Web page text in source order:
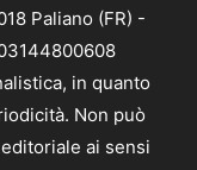
Paliano (FR) -
in quanto
Non può
ai sensi